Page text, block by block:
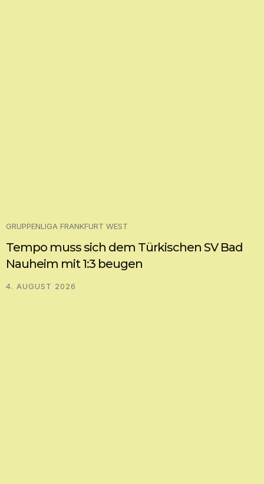
GRUPPENLIGA FRANKFURT WEST
Tempo muss sich dem Türkischen SV Bad
Nauheim mit 1:3 beugen
4. AUGUST 2026